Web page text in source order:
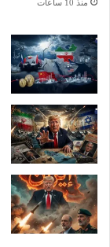
منذ 10 ساعات